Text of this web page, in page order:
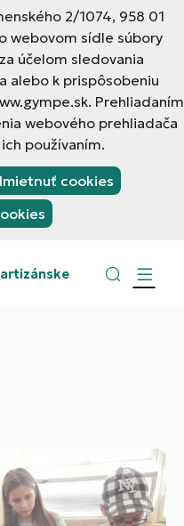
2/1074, 958 01
webovom sídle súbory
účelom sledovania
alebo k prispôsobeniu
Prehliadaním
webového prehliadača
používaním.
cookies